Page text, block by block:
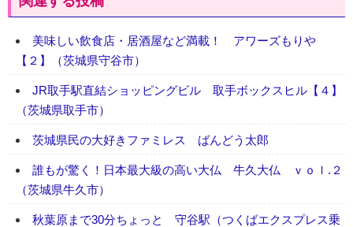
美味しい飲食店・居酒屋など満載！ アワーズもりや
【２】（茨城県守谷市）
JR取手駅直結ショッピングビル 取手ボックスヒル【４】
（茨城県取手市）
茨城県民の大好きファミレス ばんどう太郎
誰もが驚く！日本最大級の高い大仏 牛久大仏 ｖｏｌ.２
（茨城県牛久市）
秋葉原まで30分ちょっと 守谷駅（つくばエクスプレス乗